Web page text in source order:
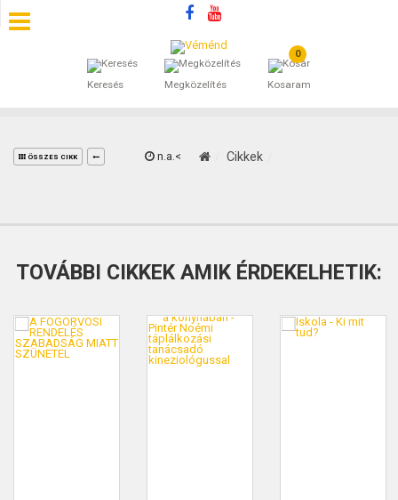
Keresés Megközelítés
0
Kosaram
SZÁLLÁSOK
ÁLTALÁNOS SZERZŐDÉSI FELTÉTELEK
ÖSSZES CIKK n.a.< Cikkek
TOVÁBBI CIKKEK AMIK ÉRDEKELHETIK: